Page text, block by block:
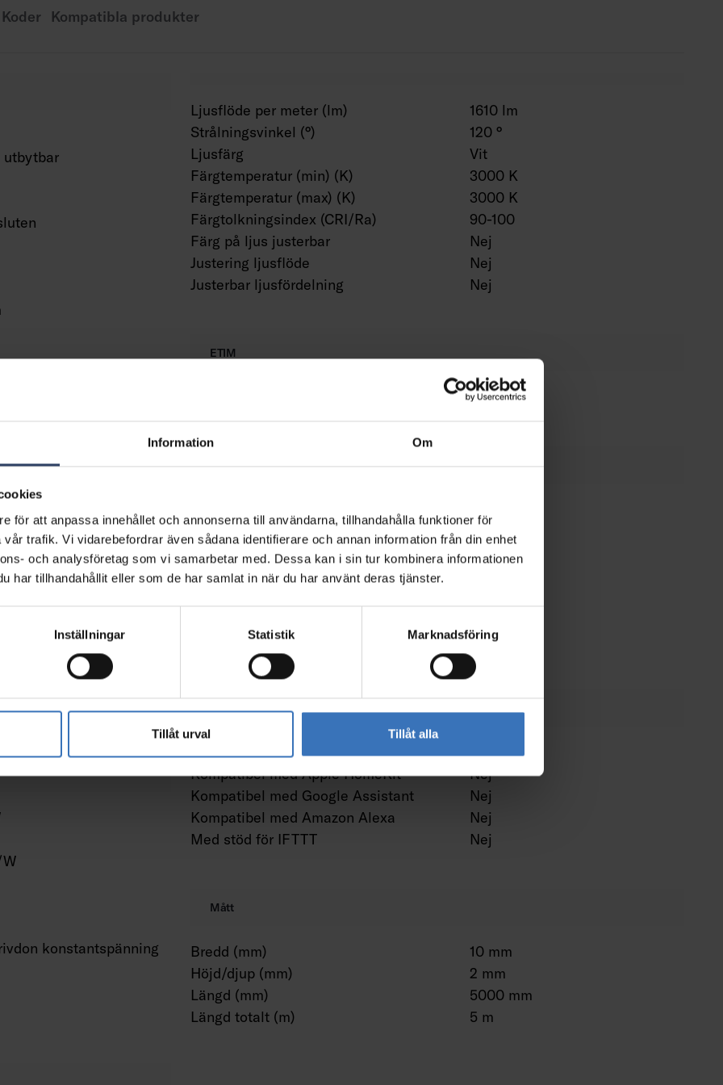
Information Om
för att anpassa innehållet och annonserna till användarna, tillhandahålla funktioner för
trafik. Vi vidarebefordrar även sådana identifierare och annan information från din enhet
och analysföretag som vi samarbetar med. Dessa kan i sin tur kombinera informationen
har tillhandahållit eller som de har samlat in när du har använt deras tjänster.
Inställningar Statistik Marknadsföring
Tillåt urval Tillåt alla
Koder Kompatibla produkter
utbytbar
konstantspänning
Ljusflöde per meter (lm)
1610 lm
Strålningsvinkel (°)
120 °
Ljusfärg
Vit
Färgtemperatur (min) (K)
3000 K
Färgtemperatur (max) (K)
3000 K
Färgtolkningsindex (CRI/Ra)
90-100
Färg på ljus justerbar
Nej
Justering ljusflöde
Nej
Justerbar ljusfördelning
Nej
ETIM
Nej
Livslängd och kapacitet
Nominell livslängd L70/B50 vid 25 °C
(h)
Bibehållet ljusflöde vid genomsnittlig
livslängd 50 000 tim (25 °C
70 %
50 000 tim (25 °C omgivning) (%)
Dimning och styrning
Konstant ljusflöde (CLO)
Nej
Kompatibel med Apple HomeKit
Nej
Kompatibel med Google Assistant
Nej
Kompatibel med Amazon Alexa
Nej
Med stöd för IFTTT
Nej
Mått
Bredd (mm)
10 mm
Höjd/djup (mm)
2 mm
Längd (mm)
5000 mm
Längd totalt (m)
5 m